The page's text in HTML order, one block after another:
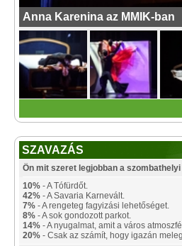
Anna Karenina az MMIK-ban
SZAVAZÁS
Ön mit szeret legjobban a
10% - A Tófürdőt.
42% - A Savaria Karnevált.
7% - A rengeteg fagyizási lehetőséget.
8% - A sok gondozott parkot.
14% - A nyugalmat, amit a város
20% - Csak az számít, hogy igazán